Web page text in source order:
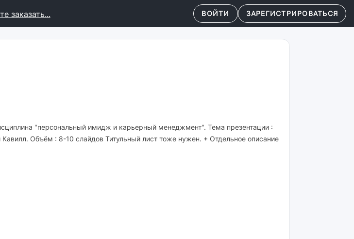
заказать... ВОЙТИ ЗАРЕГИСТРИРОВАТЬСЯ
"персональный имидж и карьерный менеджмент". Тема презентации :
Объём : 8-10 слайдов Титульный лист тоже нужен. + Отдельное описание